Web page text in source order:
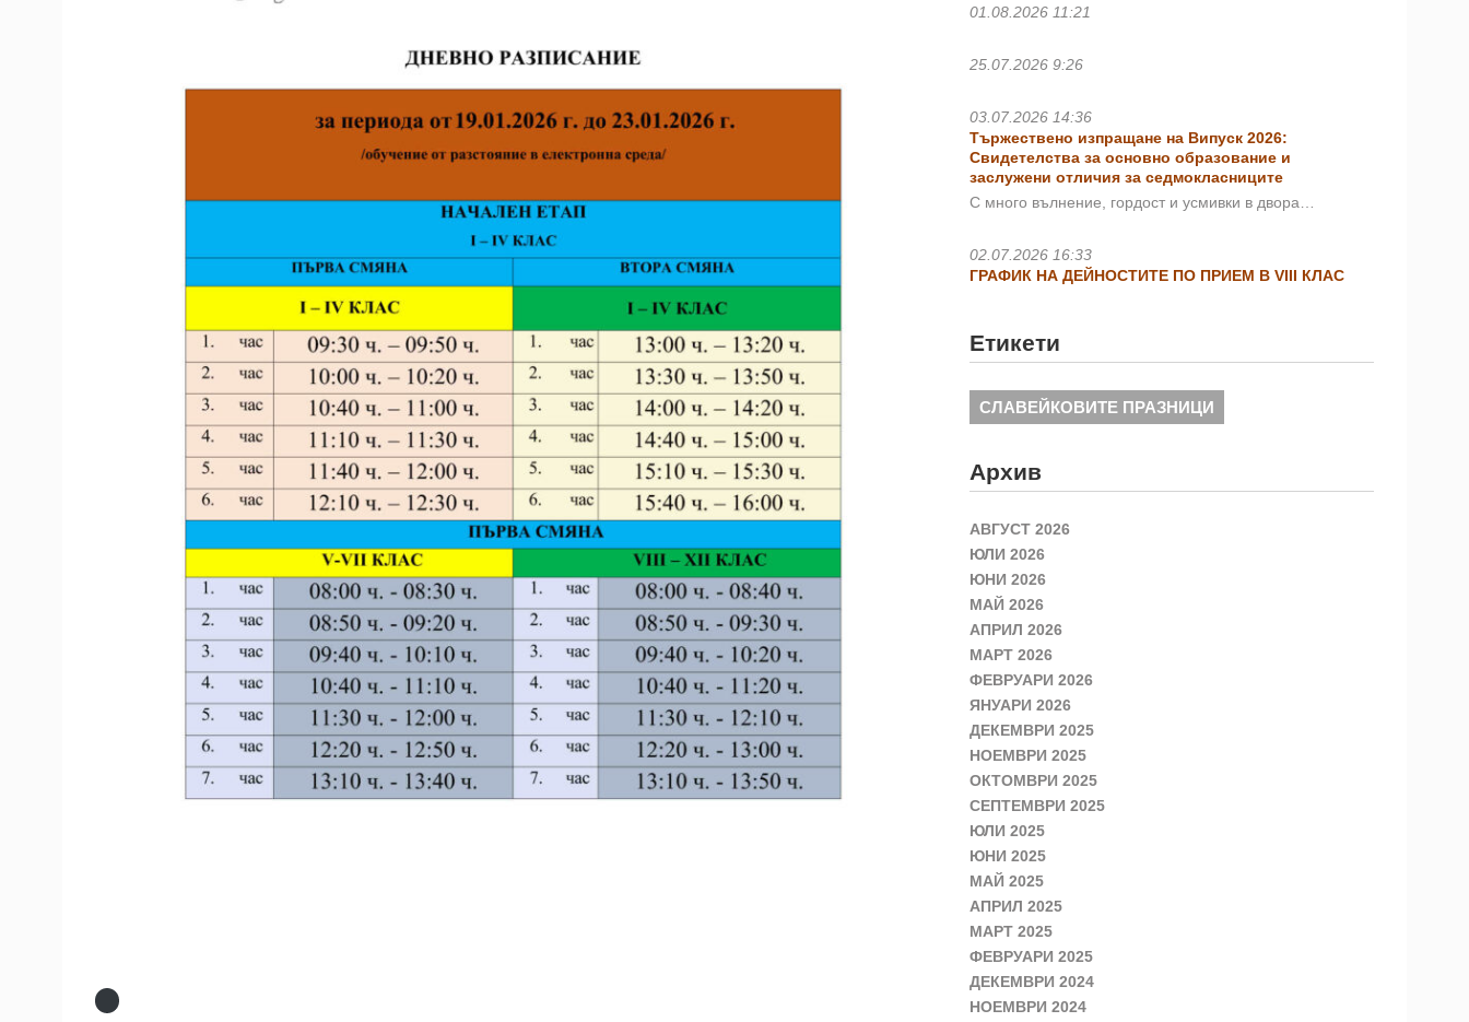
01.08.2026 11:21
25.07.2026 9:26
03.07.2026 14:36
Тържествено изпращане на Випуск 2026:
Свидетелства за основно образование и
заслужени отличия за седмокласниците
С много вълнение, гордост и усмивки в двора…
02.07.2026 16:33
ГРАФИК НА ДЕЙНОСТИТЕ ПО ПРИЕМ В VIII КЛАС
Етикети
СЛАВЕЙКОВИТЕ ПРАЗНИЦИ
Архив
АВГУСТ 2026
ЮЛИ 2026
ЮНИ 2026
МАЙ 2026
АПРИЛ 2026
МАРТ 2026
ФЕВРУАРИ 2026
ЯНУАРИ 2026
ДЕКЕМВРИ 2025
НОЕМВРИ 2025
ОКТОМВРИ 2025
СЕПТЕМВРИ 2025
ЮЛИ 2025
ЮНИ 2025
МАЙ 2025
АПРИЛ 2025
МАРТ 2025
ФЕВРУАРИ 2025
ДЕКЕМВРИ 2024
НОЕМВРИ 2024